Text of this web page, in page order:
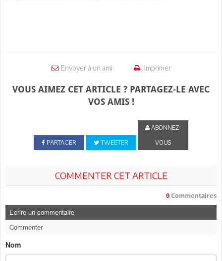
Envoyer à un ami Imprimer
VOUS AIMEZ CET ARTICLE ? PARTAGEZ-LE AVEC
VOS AMIS !
PARTAGER TWEETER
ABONNEZ-
VOUS
COMMENTER CET ARTICLE
0 Commentaires
Ecrire un commentaire
Commenter
Nom